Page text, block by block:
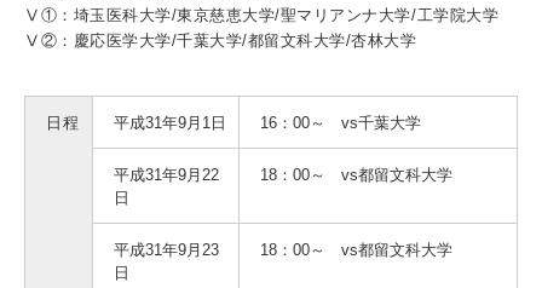
キャンパス
一般・企業の方 寄付・ご支援 アクセス
Ⅴ①：埼玉医科大学/東京慈恵大学/聖マリアンナ大学/工学院大学
Ⅴ②：慶応医学大学/千葉大学/都留文科大学/杏林大学
日程 平成31年9月1日 16：00～ vs千葉大学
平成31年9月22
日
18：00～ vs都留文科大学
平成31年9月23
日
18：00～ vs都留文科大学